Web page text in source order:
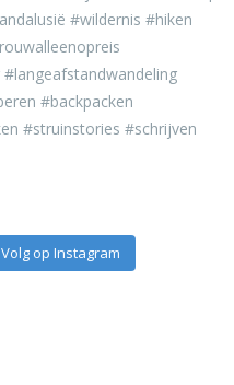
Volg op Instagram